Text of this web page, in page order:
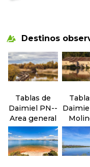
Destinos
Tablas de
Daimiel PN--
Area general